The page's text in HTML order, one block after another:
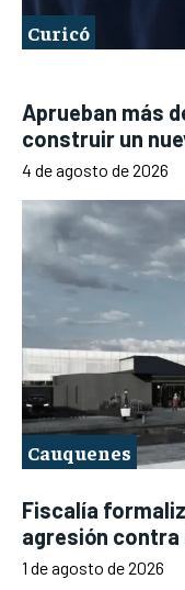
Curicó
Aprueban más
construir un
4 de agosto de 2026
Cauquenes
Fiscalía
agresión contra
1 de agosto de 2026